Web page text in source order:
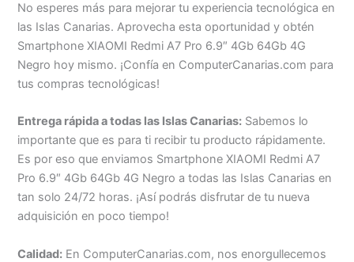
No esperes más para mejorar tu experiencia tecnológica en
las Islas Canarias. Aprovecha esta oportunidad y obtén
Smartphone XIAOMI Redmi A7 Pro 6.9″ 4Gb 64Gb 4G
Negro hoy mismo. ¡Confía en ComputerCanarias.com para
tus compras tecnológicas!
Entrega rápida a todas las Islas Canarias: Sabemos lo
importante que es para ti recibir tu producto rápidamente.
Es por eso que enviamos Smartphone XIAOMI Redmi A7
Pro 6.9″ 4Gb 64Gb 4G Negro a todas las Islas Canarias en
tan solo 24/72 horas. ¡Así podrás disfrutar de tu nueva
adquisición en poco tiempo!
Calidad: En ComputerCanarias.com, nos enorgullecemos